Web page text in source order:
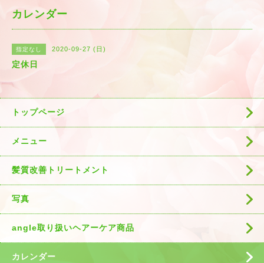
カレンダー
指定なし 2020-09-27 (日)
定休日
トップページ
メニュー
髪質改善トリートメント
写真
angle取り扱いヘアーケア商品
カレンダー